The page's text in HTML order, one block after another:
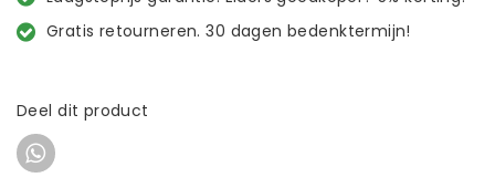
Gratis retourneren. 30 dagen bedenktermijn!
Deel dit product